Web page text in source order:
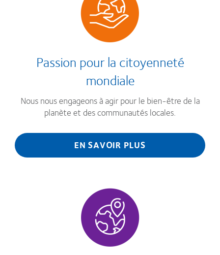
Passion pour la citoyenneté
mondiale
Nous nous engageons à agir pour le bien-être de la
planète et des communautés locales.
EN SAVOIR PLUS